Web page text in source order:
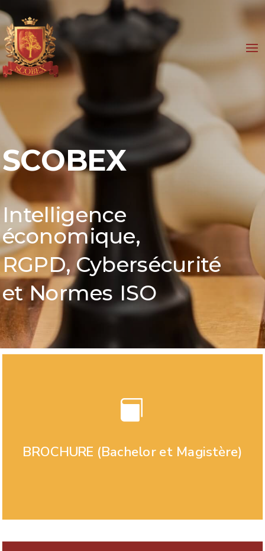
SCOBEX
Intelligence
économique,
RGPD, Cybersécurité
et Normes ISO

BROCHURE (Bachelor et Magistère)